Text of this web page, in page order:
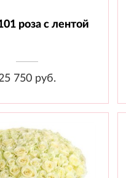
Роза 60 см - 101 шт.,
роза с лентой
750 руб.